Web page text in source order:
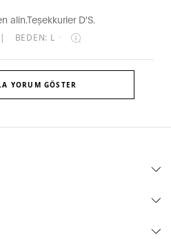
alin.Teşekkurler D'S.
| BEDEN: L ·
YORUM GÖSTER